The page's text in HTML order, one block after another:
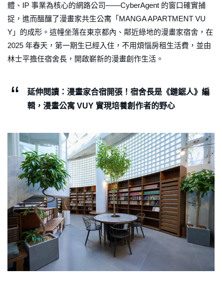
體、IP 事業為核心的網路公司——CyberAgent 的窗口確實捕
捉，進而醞釀了漫畫家共生公寓「MANGA APARTMENT VU
Y」的成形。這幢坐落在東京都內、鄰近綠地的漫畫家宿舍，在
2025 年春天，第一期生已經入住，不用煩惱房租生活費，並由
林士平擔任宿舍長，開啟嶄新的漫畫創作生活。
延伸閱讀：漫畫家合宿開張！宿舍長是《鏈鋸人》編
輯，漫畫公寓 VUY 實現培養創作者的野心